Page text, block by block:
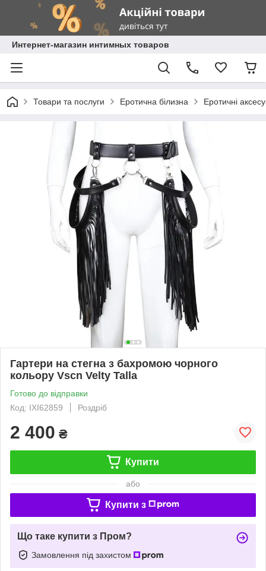
Интернет-магазин интимных товаров
Товари та послуги Еротична білизна Еротичні
Гартери на стегна з бахромою чорного
кольору Vscn Velty Talla
Готово до відправки
Код: IXI62859
Роздріб
2 400 ₴
Купити
або
Купити з
Що таке купити з Пром?
Замовлення під захистом